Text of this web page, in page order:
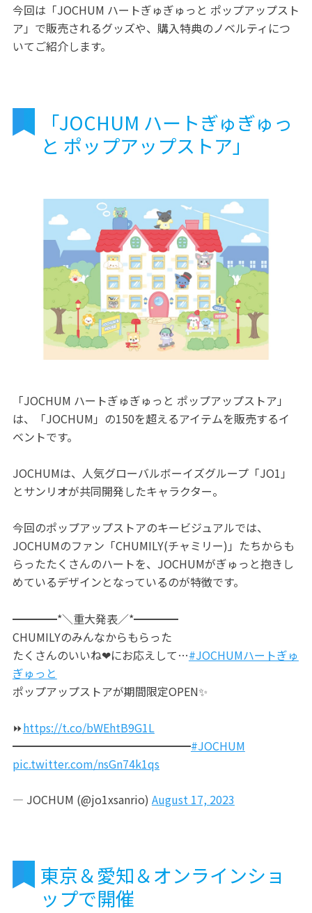
今回は「JOCHUM ハートぎゅぎゅっと ポップアップスト
ア」で販売されるグッズや、購入特典のノベルティにつ
いてご紹介します。
「JOCHUM ハートぎゅぎゅっ
と ポップアップストア」
「JOCHUM ハートぎゅぎゅっと ポップアップストア」
は、「JOCHUM」の150を超えるアイテムを販売するイ
ベントです。
JOCHUMは、人気グローバルボーイズグループ「JO1」
とサンリオが共同開発したキャラクター。
今回のポップアップストアのキービジュアルでは、
JOCHUMのファン「CHUMILY(チャミリー)」たちからも
らったたくさんのハートを、JOCHUMがぎゅっと抱きし
めているデザインとなっているのが特徴です。
━━━━*＼重大発表／*━━━━
CHUMILYのみんなからもらった
たくさんのいいね❤にお応えして…#JOCHUMハートぎゅ
ぎゅっと
ポップアップストアが期間限定OPEN✨
⏩https://t.co/bWEhtB9G1L
━━━━━━━━━━━━━━━━#JOCHUM
pic.twitter.com/nsGn74k1qs
— JOCHUM (@jo1xsanrio) August 17, 2023
東京＆愛知＆オンラインショ
ップで開催